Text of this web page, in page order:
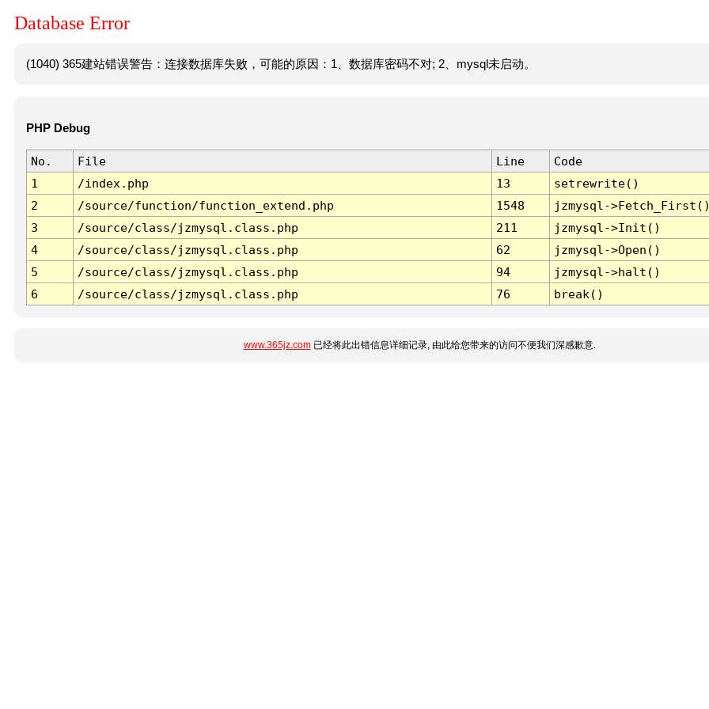
Database Error
(1040) 365建站错误警告：连接数据库失败，可能的原因：1、数据库密码不对; 2、mysql未启动。
PHP Debug
No. File Line
Code
1
/index.php 13
setrewrite()
2
/source/function/function_extend.php 1548
jzmysql-
3
/source/class/jzmysql.class.php 211
jzmysql->Init()
4
/source/class/jzmysql.class.php 62
jzmysql->Open()
5
/source/class/jzmysql.class.php 94
jzmysql->halt()
6
/source/class/jzmysql.class.php 76 break()
www.365jz.com已经将此出错信息详细记录, 由此给您带来的访问不便我们深感歉意.